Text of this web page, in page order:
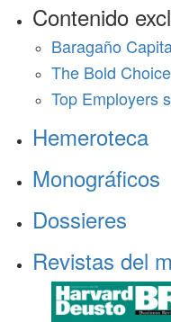
Contenido
Baragaño
The Bold
Top Employers
Hemeroteca
Monográficos
Dossieres
Revistas del